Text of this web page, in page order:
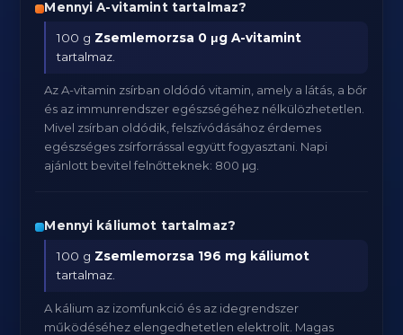
Mennyi A-vitamint tartalmaz?
100 g Zsemlemorzsa 0 μg A-vitamint
tartalmaz.
Az A-vitamin zsírban oldódó vitamin, amely a látás, a bőr
és az immunrendszer egészségéhez nélkülözhetetlen.
Mivel zsírban oldódik, felszívódásához érdemes
egészséges zsírforrással együtt fogyasztani. Napi
ajánlott bevitel felnőtteknek: 800 μg.
Mennyi káliumot tartalmaz?
100 g Zsemlemorzsa 196 mg káliumot
tartalmaz.
A kálium az izomfunkció és az idegrendszer
működéséhez elengedhetetlen elektrolit. Magas